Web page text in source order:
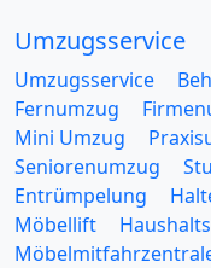
Umzugsservice
Umzugsservice
Fernumzug
Mini Umzug
Seniorenumzug
Entrümpelung
Möbellift